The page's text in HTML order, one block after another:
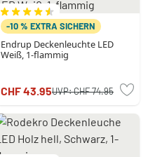
-10 % EXTRA SICHERN
Endrup Deckenleuchte LED
Weiß, 1-flammig
CHF 43.95UVP:CHF 74.95